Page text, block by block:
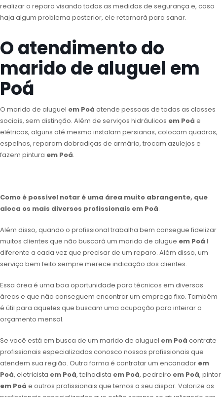
realizar o reparo visando todas as medidas de segurança e, caso
haja algum problema posterior, ele retornará para sanar.
O atendimento do
marido de aluguel em
Poá
O marido de aluguel em Poá atende pessoas de todas as classes
sociais, sem distinção. Além de serviços hidráulicos em Poá e
elétricos, alguns até mesmo instalam persianas, colocam quadros,
espelhos, reparam dobradiças de armário, trocam azulejos e
fazem pintura em Poá.
Como é possível notar é uma área muito abrangente, que
aloca os mais diversos profissionais em Poá.
Além disso, quando o profissional trabalha bem consegue fidelizar
muitos clientes que não buscará um marido de alugue em Poá l
diferente a cada vez que precisar de um reparo. Além disso, um
serviço bem feito sempre merece indicação dos clientes.
Essa área é uma boa oportunidade para técnicos em diversas
áreas e que não conseguem encontrar um emprego fixo. Também
é útil para aqueles que buscam uma ocupação para inteirar o
orçamento mensal.
Se você está em busca de um marido de aluguel em Poá contrate
profissionais especializados conosco nossos profissionais que
atendem sua região. Outra forma é contratar um encanador em
Poá, eletricista em Poá, telhadista em Poá, pedreiro em Poá, pintor
em Poá e outros profissionais que temos a seu dispor. Valorize os